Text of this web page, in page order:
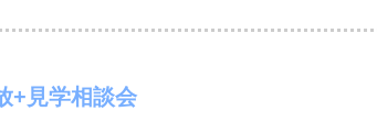
+見学相談会